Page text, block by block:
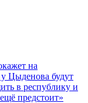
на
Цыденова будут
в республику и
предстоит»